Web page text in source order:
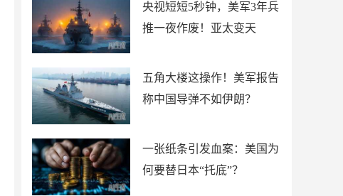
央视短短5秒钟，美军3年兵
推一夜作废！亚太变天
五角大楼这操作！美军报告
称中国导弹不如伊朗？
一张纸条引发血案：美国为
何要替日本“托底”？